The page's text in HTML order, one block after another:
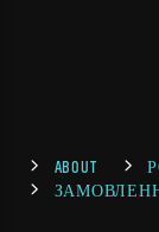
ABOUT